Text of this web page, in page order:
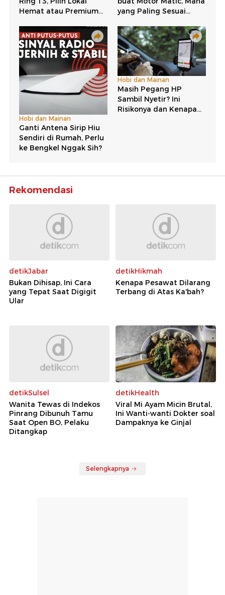
Rekomendasi
detikJabar
Bukan Dihisap, Ini Cara
yang Tepat Saat Digigit
Ular
detikHikmah
Kenapa Pesawat Dilarang
Terbang di Atas Ka'bah?
detikSulsel
Wanita Tewas di Indekos
Pinrang Dibunuh Tamu
Saat Open BO, Pelaku
Ditangkap
detikHealth
Viral Mi Ayam Micin Brutal,
Ini Wanti-wanti Dokter soal
Dampaknya ke Ginjal
Selengkapnya